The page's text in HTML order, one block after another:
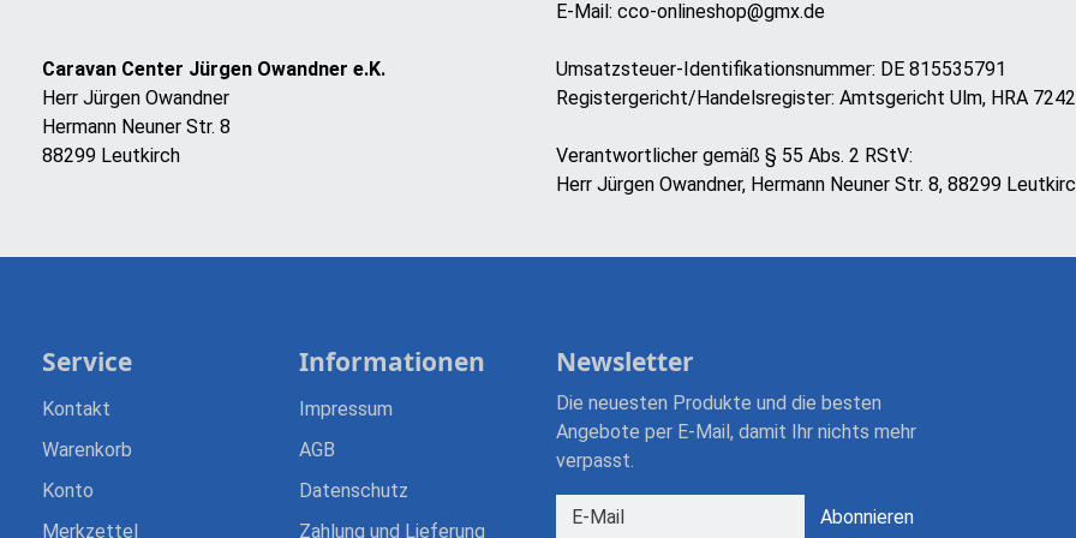
Caravan Center Jürgen Owandner e.K.
Herr Jürgen Owandner
Hermann Neuner Str. 8
88299 Leutkirch
E-Mail: cco-onlineshop@gmx.de
Umsatzsteuer-Identifikationsnummer: DE 815535791
Registergericht/Handelsregister: Amtsgericht Ulm, HRA
Verantwortlicher gemäß § 55 Abs. 2 RStV:
Herr Jürgen Owandner, Hermann Neuner Str. 8, 88299
Service
Kontakt
Warenkorb
Konto
Merkzettel
Informationen
Impressum
AGB
Datenschutz
Zahlung und Lieferung
Newsletter
Die neuesten Produkte und die besten
Angebote per E-Mail, damit Ihr nichts mehr
verpasst.
Newsletter Abonnieren